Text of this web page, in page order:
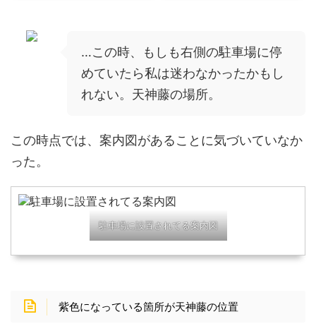
…この時、もしも右側の駐車場に停
めていたら私は迷わなかったかもし
れない。天神藤の場所。
この時点では、案内図があることに気づいていなか
った。
駐車場に設置されてる案内図
紫色になっている箇所が天神藤の位置